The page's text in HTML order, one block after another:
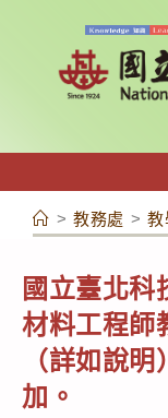
容
> 教務處 > 教
國立臺北科
材料工程師
（詳如說
加。